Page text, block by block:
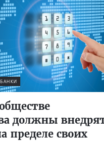
должны
пределе своих